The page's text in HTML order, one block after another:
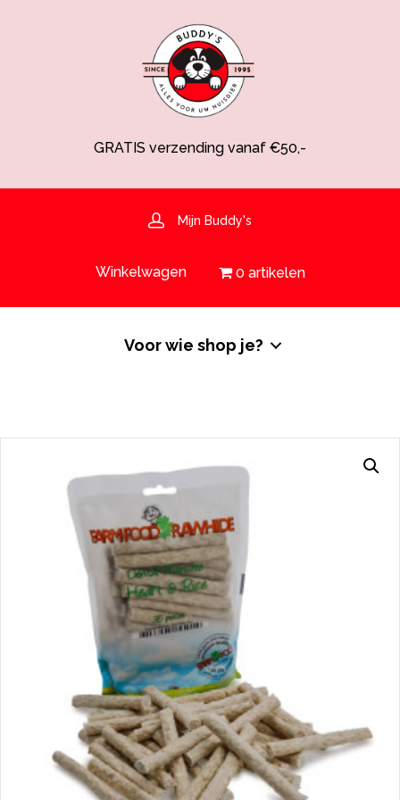
GRATIS verzending vanaf €50,-
Spaarsysteem voor korting!
GRATIS bezorging in de regio
Mijn Buddy's
Winkelwagen 0 artikelen
Voor wie shop je?